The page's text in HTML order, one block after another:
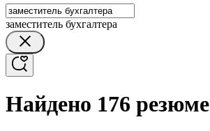
заместитель бухгалтера
Найдено 176 резюме